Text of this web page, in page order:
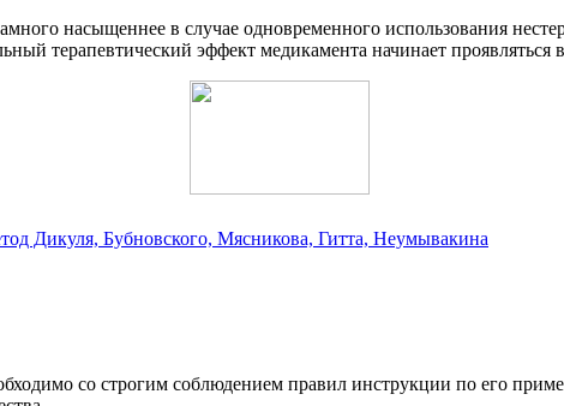
насыщеннее в случае одновременного использования
терапевтический эффект медикамента начинает проявляться
Дикуля, Бубновского, Мясникова, Гитта, Неумывакина
со строгим соблюдением правил инструкции по его